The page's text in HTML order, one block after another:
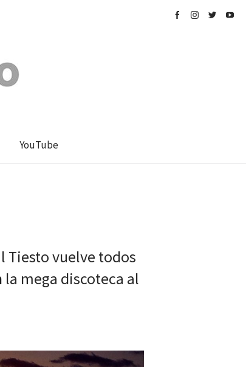
YouTube
Tiesto vuelve todos
mega discoteca al